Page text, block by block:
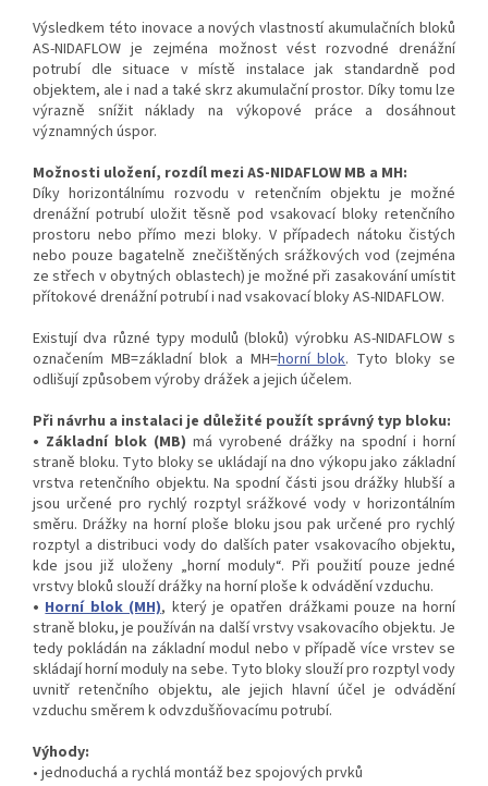
Výsledkem této inovace a nových vlastností akumulačních bloků
AS-NIDAFLOW je zejména možnost vést rozvodné drenážní
potrubí dle situace v místě instalace jak standardně pod
objektem, ale i nad a také skrz akumulační prostor. Díky tomu lze
výrazně snížit náklady na výkopové práce a dosáhnout
významných úspor.
Možnosti uložení, rozdíl mezi AS-NIDAFLOW MB a MH:
Díky horizontálnímu rozvodu v retenčním objektu je možné
drenážní potrubí uložit těsně pod vsakovací bloky retenčního
prostoru nebo přímo mezi bloky. V případech nátoku čistých
nebo pouze bagatelně znečištěných srážkových vod (zejména
ze střech v obytných oblastech) je možné při zasakování umístit
přítokové drenážní potrubí i nad vsakovací bloky AS-NIDAFLOW.
Existují dva různé typy modulů (bloků) výrobku AS-NIDAFLOW s
označením MB=základní blok a MH=horní blok. Tyto bloky se
odlišují způsobem výroby drážek a jejich účelem.
Při návrhu a instalaci je důležité použít správný typ bloku:
• Základní blok (MB) má vyrobené drážky na spodní i horní
straně bloku. Tyto bloky se ukládají na dno výkopu jako základní
vrstva retenčního objektu. Na spodní části jsou drážky hlubší a
jsou určené pro rychlý rozptyl srážkové vody v horizontálním
směru. Drážky na horní ploše bloku jsou pak určené pro rychlý
rozptyl a distribuci vody do dalších pater vsakovacího objektu,
kde jsou již uloženy „horní moduly“. Při použití pouze jedné
vrstvy bloků slouží drážky na horní ploše k odvádění vzduchu.
•Horní blok (MH), který je opatřen drážkami pouze na horní
straně bloku, je používán na další vrstvy vsakovacího objektu. Je
tedy pokládán na základní modul nebo v případě více vrstev se
skládají horní moduly na sebe. Tyto bloky slouží pro rozptyl vody
uvnitř retenčního objektu, ale jejich hlavní účel je odvádění
vzduchu směrem k odvzdušňovacímu potrubí.
Výhody:
• jednoduchá a rychlá montáž bez spojových prvků